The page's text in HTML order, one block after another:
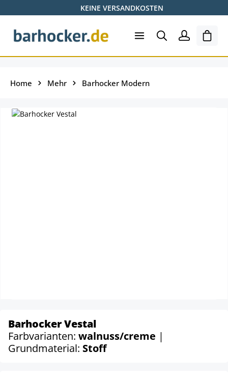
Zum Hauptinhalt springenKEINE VERSANDKOSTEN
Home Mehr Barhocker Modern
Barhocker Vestal
Farbvarianten: walnuss/creme |
Grundmaterial: Stoff